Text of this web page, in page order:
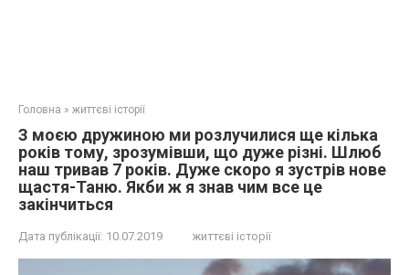
Головна » життєві історії
З моєю дружиною ми розлучилися ще кілька
років тому, зрозумівши, що дуже різні. Шлюб
наш тривав 7 років. Дуже скоро я зустрів нове
щастя-Таню. Якби ж я знав чим все це
закінчиться
Дата публікації: 10.07.2019 життєві історії